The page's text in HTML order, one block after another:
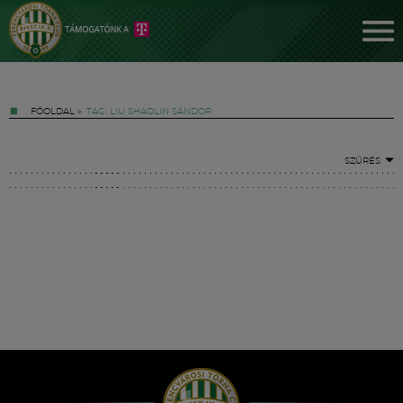
FŐOLDAL » TAG: LIU SHAOLIN SÁNDOR
SZŰRÉS
Hírek